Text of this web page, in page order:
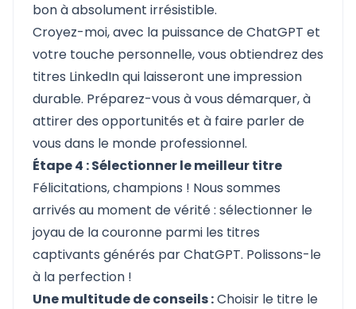
bon à absolument irrésistible.
Croyez-moi, avec la puissance de ChatGPT et
votre touche personnelle, vous obtiendrez des
titres LinkedIn qui laisseront une impression
durable. Préparez-vous à vous démarquer, à
attirer des opportunités et à faire parler de
vous dans le monde professionnel.
Étape 4 : Sélectionner le meilleur titre
Félicitations, champions ! Nous sommes
arrivés au moment de vérité : sélectionner le
joyau de la couronne parmi les titres
captivants générés par ChatGPT. Polissons-le
à la perfection !
Une multitude de conseils :Choisir le titre le